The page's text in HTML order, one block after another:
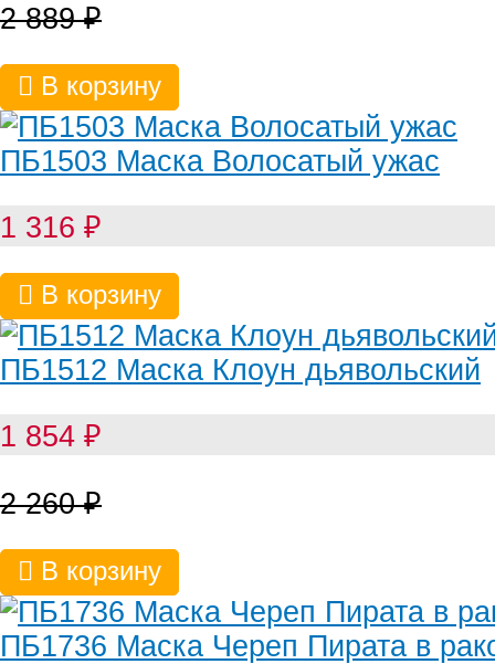
2 889₽
В корзину
ПБ1503 Маска Волосатый ужас
1 316 ₽
В корзину
ПБ1512 Маска Клоун дьявольский
1 854 ₽
2 260₽
В корзину
ПБ1736 Маска Череп Пирата в